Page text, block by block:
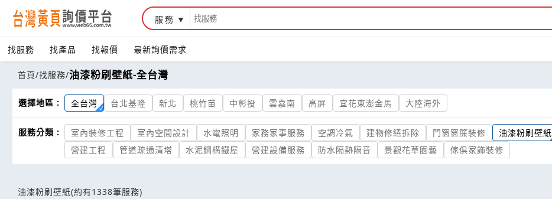
服務
找服務 找產品 找報價 最新詢價需求
首頁/找服務/油漆粉刷壁紙-全台灣
選擇地區 : 全台灣 台北基隆 新北 桃竹苗 中彰投 雲嘉南 高屏 宜花東澎金馬 大陸海外
服務分類 : 室內裝修工程 室內空間設計 水電照明 家務家事服務 空調冷氣 建物修繕拆除 門窗窗簾裝修
油漆粉刷壁紙
營建工程
管道疏通清塔 水泥鋼構鐵屋 營建設備服務 防水隔熱隔音 景觀花草園藝 傢俱家飾裝修
油漆粉刷壁紙(約有1338筆服務)